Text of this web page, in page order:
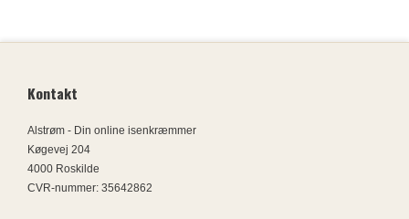
Kontakt
Alstrøm - Din online isenkræmmer
Køgevej 204
4000 Roskilde
CVR-nummer: 35642862